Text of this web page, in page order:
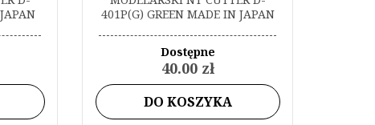
401P(G) GREEN MADE IN JAPAN
Dostępne
40.00 zł
DO KOSZYKA